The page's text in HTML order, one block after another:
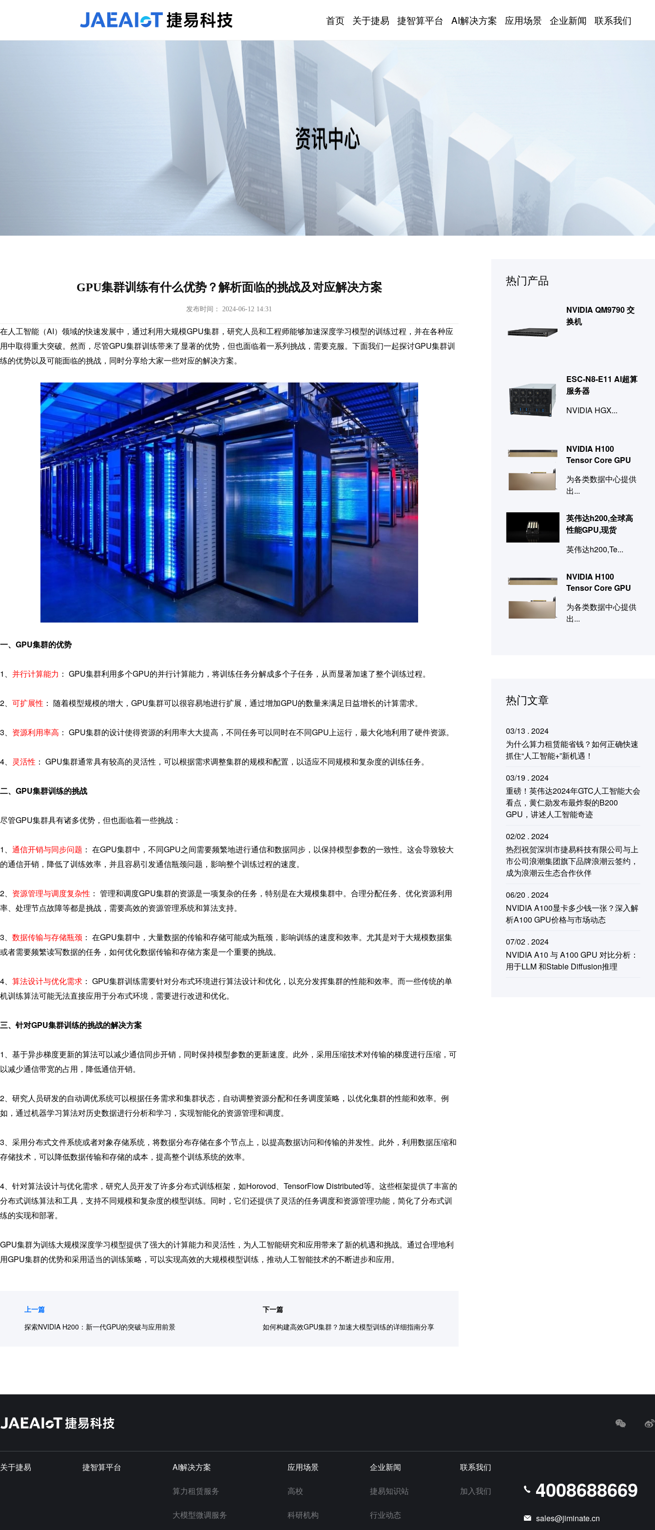
首页 关于捷易 捷智算平台 AI解决方案 应用场景 企业新闻 联系我们
GPU集群训练有什么优势？解析面临的挑战及对应解决方案
发布时间： 2024-06-12 14:31
在人工智能（AI）领域的快速发展中，通过利用大规模GPU集群，研究人员和工程师能够加速深度学习模型的训练过程，并在各种应
用中取得重大突破。然而，尽管GPU集群训练带来了显著的优势，但也面临着一系列挑战，需要克服。下面我们一起探讨GPU集群训
练的优势以及可能面临的挑战，同时分享给大家一些对应的解决方案。
一、GPU集群的优势
1、 并行计算能力 ： GPU集群利用多个GPU的并行计算能力，将训练任务分解成多个子任务，从而显著加速了整个训练过程。
2、 可扩展性 ： 随着模型规模的增大，GPU集群可以很容易地进行扩展，通过增加GPU的数量来满足日益增长的计算需求。
3、 资源利用率高 ： GPU集群的设计使得资源的利用率大大提高，不同任务可以同时在不同GPU上运行，最大化地利用了硬件资源。
4、 灵活性 ： GPU集群通常具有较高的灵活性，可以根据需求调整集群的规模和配置，以适应不同规模和复杂度的训练任务。
二、GPU集群训练的挑战
尽管GPU集群具有诸多优势，但也面临着一些挑战：
1、 通信开销与同步问题 ： 在GPU集群中，不同GPU之间需要频繁地进行通信和数据同步，以保持模型参数的一致性。这会导致较大
的通信开销，降低了训练效率，并且容易引发通信瓶颈问题，影响整个训练过程的速度。
2、 资源管理与调度复杂性 ： 管理和调度GPU集群的资源是一项复杂的任务，特别是在大规模集群中。合理分配任务、优化资源利用
率、处理节点故障等都是挑战，需要高效的资源管理系统和算法支持。
3、 数据传输与存储瓶颈 ： 在GPU集群中，大量数据的传输和存储可能成为瓶颈，影响训练的速度和效率。尤其是对于大规模数据集
或者需要频繁读写数据的任务，如何优化数据传输和存储方案是一个重要的挑战。
4、 算法设计与优化需求 ： GPU集群训练需要针对分布式环境进行算法设计和优化，以充分发挥集群的性能和效率。而一些传统的单
机训练算法可能无法直接应用于分布式环境，需要进行改进和优化。
三、针对GPU集群训练的挑战的解决方案
1、基于异步梯度更新的算法可以减少通信同步开销，同时保持模型参数的更新速度。此外，采用压缩技术对传输的梯度进行压缩，可
以减少通信带宽的占用，降低通信开销。
2、研究人员研发的自动调优系统可以根据任务需求和集群状态，自动调整资源分配和任务调度策略，以优化集群的性能和效率。例
如，通过机器学习算法对历史数据进行分析和学习，实现智能化的资源管理和调度。
3、采用分布式文件系统或者对象存储系统，将数据分布存储在多个节点上，以提高数据访问和传输的并发性。此外，利用数据压缩和
存储技术，可以降低数据传输和存储的成本，提高整个训练系统的效率。
4、针对算法设计与优化需求，研究人员开发了许多分布式训练框架，如Horovod、TensorFlow Distributed等。这些框架提供了丰富的
分布式训练算法和工具，支持不同规模和复杂度的模型训练。同时，它们还提供了灵活的任务调度和资源管理功能，简化了分布式训
练的实现和部署。
GPU集群为训练大规模深度学习模型提供了强大的计算能力和灵活性，为人工智能研究和应用带来了新的机遇和挑战。通过合理地利
用GPU集群的优势和采用适当的训练策略，可以实现高效的大规模模型训练，推动人工智能技术的不断进步和应用。
上一篇
探索NVIDIA H200：新一代GPU的突破与应用前景
下一篇
如何构建高效GPU集群？加速大模型训练的详细指南分享
热门产品
NVIDIA QM9790 交
换机
ESC-N8-E11 AI超算
服务器
NVIDIA HGX...
NVIDIA H100
Tensor Core GPU
为各类数据中心提供
出...
英伟达h200,全球高
性能GPU,现货
英伟达h200,Te...
NVIDIA H100
Tensor Core GPU
为各类数据中心提供
出...
热门文章
03/13 . 2024
为什么算力租赁能省钱？如何正确快速
抓住“人工智能+”新机遇！
03/19 . 2024
重磅！英伟达2024年GTC人工智能大会
看点，黄仁勋发布最炸裂的B200
GPU，讲述人工智能奇迹
02/02 . 2024
热烈祝贺深圳市捷易科技有限公司与上
市公司浪潮集团旗下品牌浪潮云签约，
成为浪潮云生态合作伙伴
06/20 . 2024
NVIDIA A100显卡多少钱一张？深入解
析A100 GPU价格与市场动态
07/02 . 2024
NVIDIA A10 与 A100 GPU 对比分析：
用于LLM 和Stable Diffusion推理
关于捷易 捷智算平台 AI解决方案
算力租赁服务
大模型微调服务
应用场景
高校
科研机构
企业新闻
捷易知识站
行业动态
联系我们
加入我们 4008688669
sales@jiminate.cn